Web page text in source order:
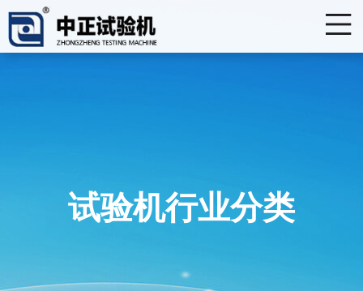
试验机行业分类